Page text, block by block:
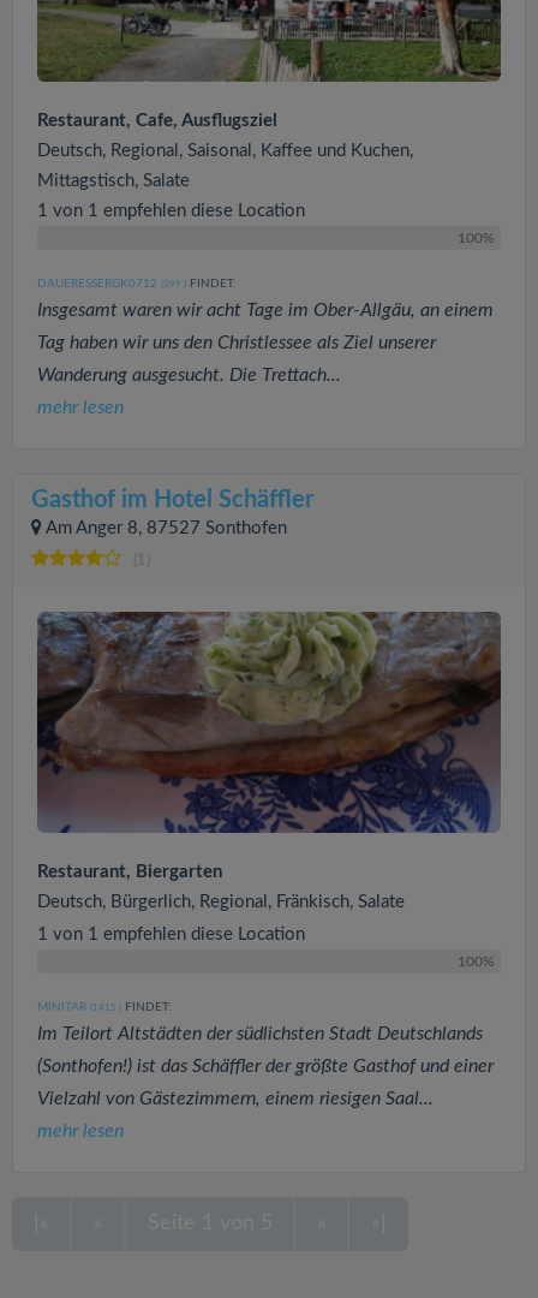
Restaurant, Cafe, Ausflugsziel
Deutsch, Regional, Saisonal, Kaffee und Kuchen,
Mittagstisch, Salate
1 von 1 empfehlen diese Location
100%
DAUERESSERGK0712 (399 ) FINDET:
Insgesamt waren wir acht Tage im Ober-Allgäu, an einem
Tag haben wir uns den Christlessee als Ziel unserer
Wanderung ausgesucht. Die Trettach...
mehr lesen
Gasthof im Hotel Schäffler
Am Anger 8, 87527 Sonthofen
(1)
Restaurant, Biergarten
Deutsch, Bürgerlich, Regional, Fränkisch, Salate
1 von 1 empfehlen diese Location
100%
MINITAR (1415 ) FINDET:
Im Teilort Altstädten der südlichsten Stadt Deutschlands
(Sonthofen!) ist das Schäffler der größte Gasthof und einer
Vielzahl von Gästezimmern, einem riesigen Saal...
mehr lesen